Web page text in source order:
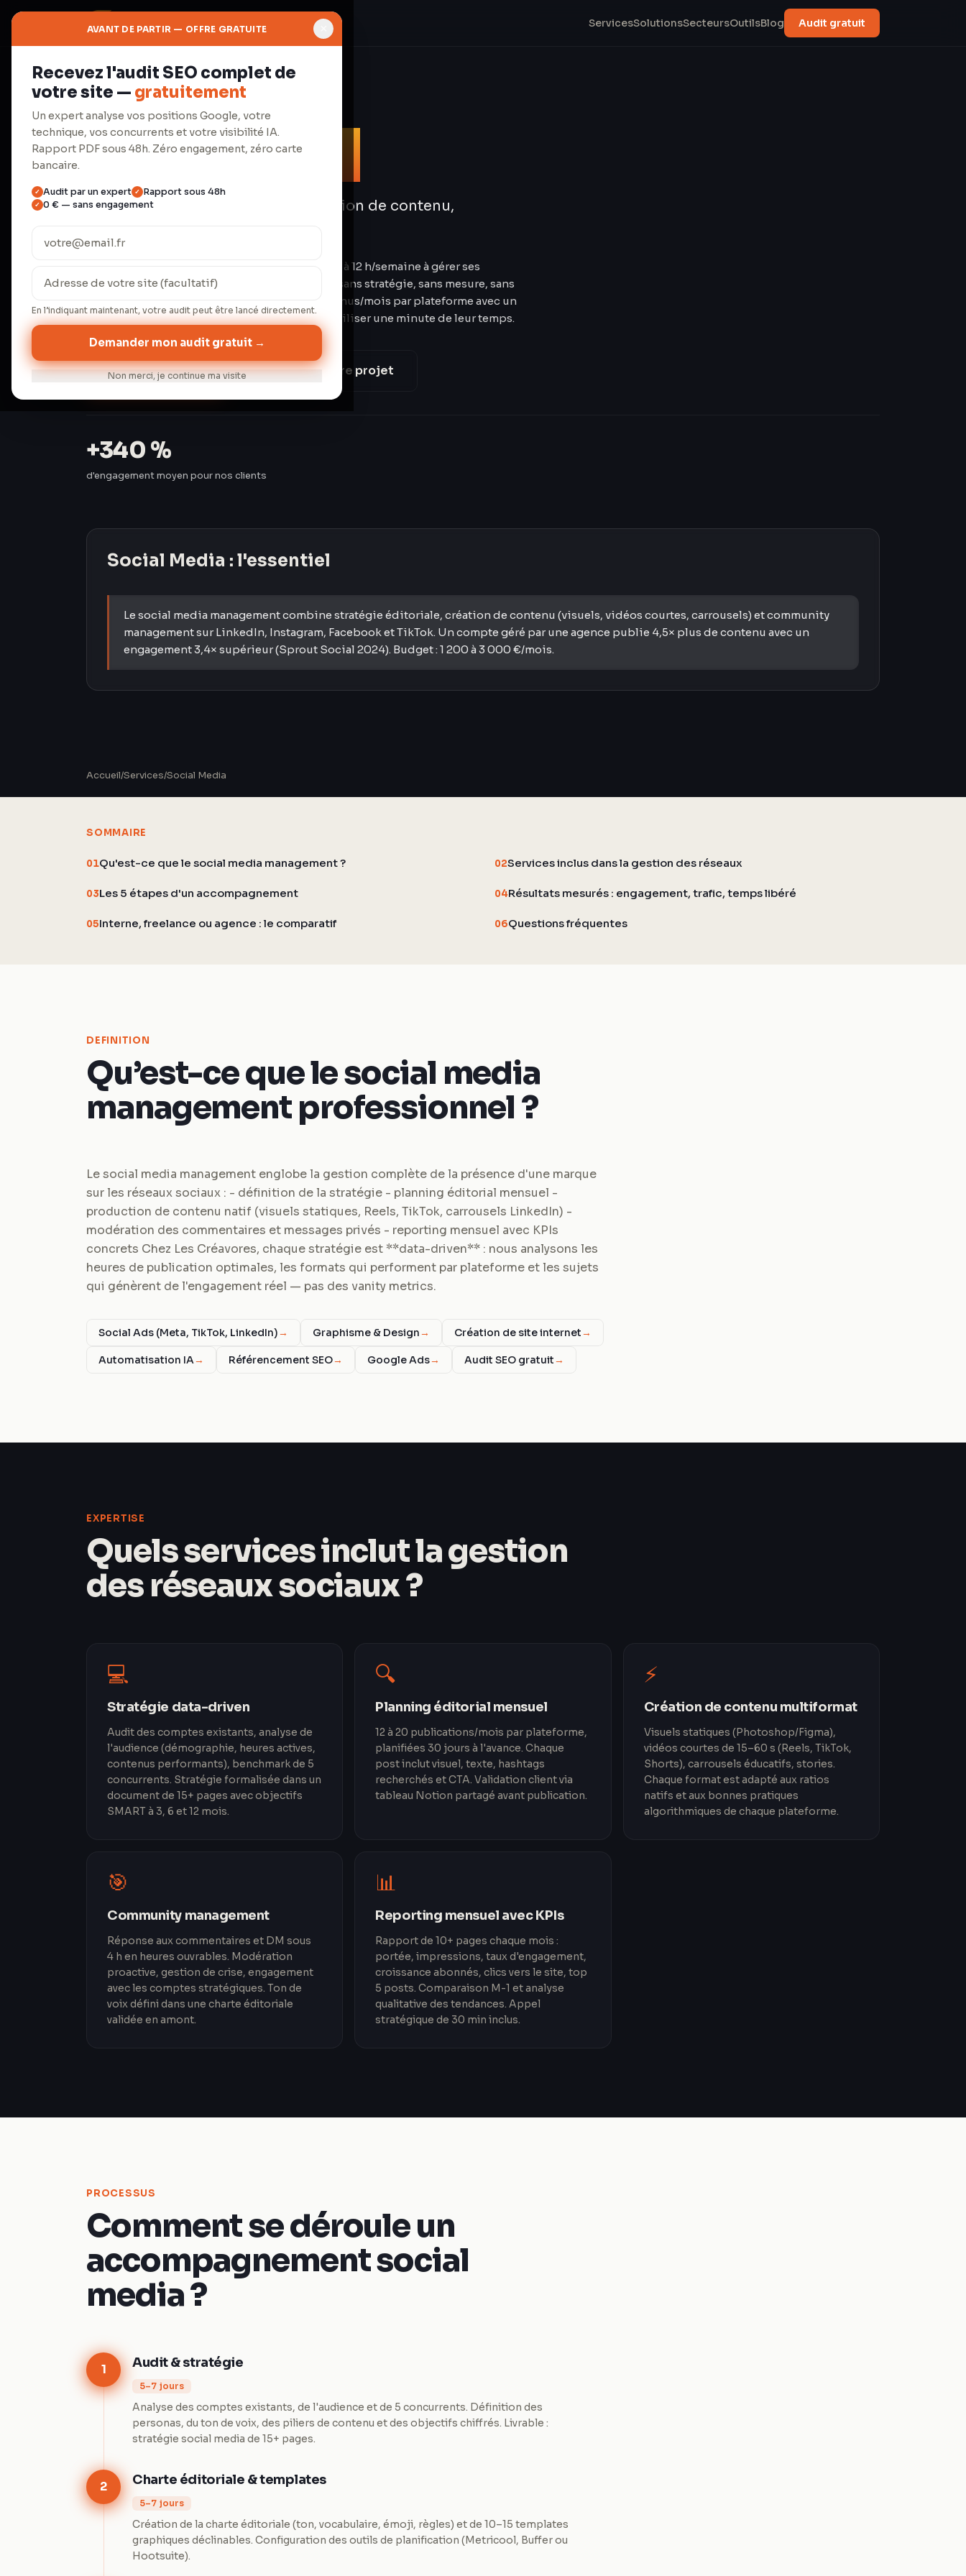
AVANT DE PARTIR — OFFRE GRATUITE
Recevez l'audit SEO complet de
votre site — gratuitement
Un expert analyse vos positions Google, votre
technique, vos concurrents et votre visibilité IA.
Rapport PDF sous 48h. Zéro engagement, zéro carte
bancaire.
✓ Audit par un expert ✓ Rapport sous 48h
✓ 0 € — sans engagement
En l’indiquant maintenant, votre audit peut être lancé directement.
Demander mon audit gratuit →
Non merci, je continue ma visite
ServicesSolutionsSecteursOutilsBlog Audit gratuit
⬢ Réseaux
Social Media
Stratégie, planning éditorial, création de contenu,
Un dirigeant de PME consacre en moyenne 8 à 12 h/semaine à gérer ses
réseaux sociaux. Le résultat : 3-4 posts/mois sans stratégie, sans mesure, sans
régularité. Nos clients passent à 15-20 contenus/mois par plateforme avec un
engagement en hausse de 340 % — sans mobiliser une minute de leur temps.
Audit gratuit → Discuter de votre projet
+340 %
d'engagement moyen pour nos clients
Social Media : l'essentiel
Le social media management combine stratégie éditoriale, création de contenu (visuels, vidéos courtes, carrousels) et community
management sur LinkedIn, Instagram, Facebook et TikTok. Un compte géré par une agence publie 4,5× plus de contenu avec un
engagement 3,4× supérieur (Sprout Social 2024). Budget : 1 200 à 3 000 €/mois.
Accueil/Services/Social Media
SOMMAIRE
01Qu'est-ce que le social media management ? 02Services inclus dans la gestion des réseaux
03Les 5 étapes d'un accompagnement 04Résultats mesurés : engagement, trafic, temps libéré
05Interne, freelance ou agence : le comparatif 06Questions fréquentes
DEFINITION
Qu’est-ce que le social media
management professionnel ?
Le social media management englobe la gestion complète de la présence d'une marque
sur les réseaux sociaux : - définition de la stratégie - planning éditorial mensuel -
production de contenu natif (visuels statiques, Reels, TikTok, carrousels LinkedIn) -
modération des commentaires et messages privés - reporting mensuel avec KPIs
concrets Chez Les Créavores, chaque stratégie est **data-driven** : nous analysons les
heures de publication optimales, les formats qui performent par plateforme et les sujets
qui génèrent de l'engagement réel — pas des vanity metrics.
Social Ads (Meta, TikTok, LinkedIn)→ Graphisme & Design→ Création de site internet→
Automatisation IA→ Référencement SEO→ Google Ads→ Audit SEO gratuit→
EXPERTISE
Quels services inclut la gestion
des réseaux sociaux ?
💻
Stratégie data-driven
Audit des comptes existants, analyse de
l'audience (démographie, heures actives,
contenus performants), benchmark de 5
concurrents. Stratégie formalisée dans un
document de 15+ pages avec objectifs
SMART à 3, 6 et 12 mois.
🔍
Planning éditorial mensuel
12 à 20 publications/mois par plateforme,
planifiées 30 jours à l'avance. Chaque
post inclut visuel, texte, hashtags
recherchés et CTA. Validation client via
tableau Notion partagé avant publication.
⚡
Création de contenu multiformat
Visuels statiques (Photoshop/Figma),
vidéos courtes de 15–60 s (Reels, TikTok,
Shorts), carrousels éducatifs, stories.
Chaque format est adapté aux ratios
natifs et aux bonnes pratiques
algorithmiques de chaque plateforme.
🎯
Community management
Réponse aux commentaires et DM sous
4 h en heures ouvrables. Modération
proactive, gestion de crise, engagement
avec les comptes stratégiques. Ton de
voix défini dans une charte éditoriale
validée en amont.
📊
Reporting mensuel avec KPIs
Rapport de 10+ pages chaque mois :
portée, impressions, taux d'engagement,
croissance abonnés, clics vers le site, top
5 posts. Comparaison M-1 et analyse
qualitative des tendances. Appel
stratégique de 30 min inclus.
PROCESSUS
Comment se déroule un
accompagnement social
media ?
1 Audit & stratégie
5–7 jours
Analyse des comptes existants, de l'audience et de 5 concurrents. Définition des
personas, du ton de voix, des piliers de contenu et des objectifs chiffrés. Livrable :
stratégie social media de 15+ pages.
2 Charte éditoriale & templates
5–7 jours
Création de la charte éditoriale (ton, vocabulaire, émoji, règles) et de 10–15 templates
graphiques déclinables. Configuration des outils de planification (Metricool, Buffer ou
Hootsuite).